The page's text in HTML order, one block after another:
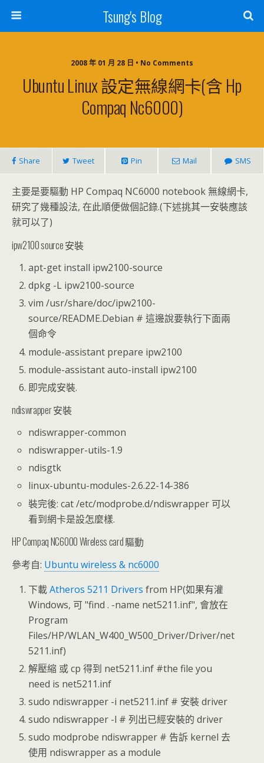
Tsung's Blog
2008 年 01 月 28 日 • No Comments
Ubuntu Linux 設定無線網卡(含 Hp
Compaq Nc6000)
Share Tweet Pin Mail SMS
主要是要驅動 HP Compaq NC6000 notebook 無線網卡,
研究了幾種設法, 在此順便做個記錄.(下述挑其一安裝應該
就可以了)
ipw2100 source 安裝
apt-get install ipw2100-source
dpkg -L ipw2100-source
vim /usr/share/doc/ipw2100-
source/README.Debian # 這邊說要執行下面兩
個命令
module-assistant prepare ipw2100
module-assistant auto-install ipw2100
即完成安裝.
ndiswrapper 安裝
ndiswrapper-common
ndiswrapper-utils-1.9
ndisgtk
linux-ubuntu-modules-2.6.22-14-386
裝完後: cat /etc/modprobe.d/ndiswrapper 可以
看到網卡是設怎麼樣.
HP Compaq NC6000 Wireless card 驅動
參考自: Ubuntu wireless & nc6000
下載Atheros 5211 Drivers from HP(如果有灌
Windows, 可 "find . -name net5211.inf", 會放在
Program
Files/HP/WLAN_W400_W500_Driver/Driver/net
5211.inf)
解壓縮 或 cp 得到 net5211.inf #the file you
need is net5211.inf
sudo ndiswrapper -i net5211.inf # 安裝 driver
sudo ndiswrapper -l # 列出已經安裝的 driver
sudo modprobe ndiswrapper # 告訴 kernel 去
使用 ndiswrapper as a module